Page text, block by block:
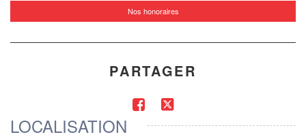
Nos honoraires
PARTAGER
LOCALISATION